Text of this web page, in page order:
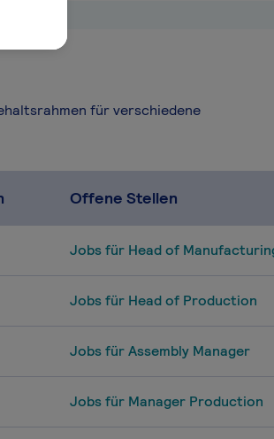
für verschiedene
Offene Stellen
Jobs für Head of
Jobs für Head of Production
Jobs für Assembly Manager
Jobs für Manager Production